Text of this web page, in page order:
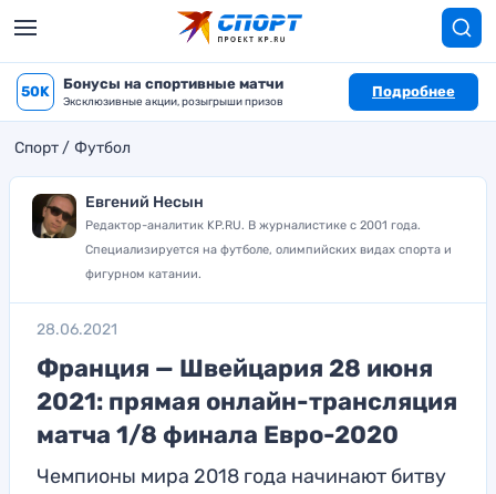
50K Бонусы на спортивные матчи
Эксклюзивные акции, розыгрыши призов
Подробнее
Спорт Футбол
Евгений Несын
Редактор-аналитик KP.RU. В журналистике с 2001 года.
Специализируется на футболе, олимпийских видах спорта и
фигурном катании.
28.06.2021
Франция — Швейцария 28 июня
2021: прямая онлайн-трансляция
матча 1/8 финала Евро-2020
Чемпионы мира 2018 года начинают битву